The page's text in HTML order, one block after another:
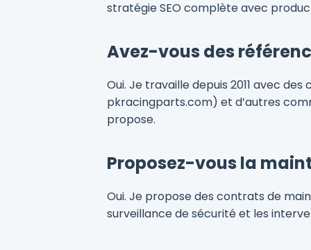
stratégie SEO complète avec
Avez-vous des
Oui. Je travaille depuis 2011 avec
pkracingparts.com) et d’autres
propose.
Proposez-vous la
Oui. Je propose des contrats de
surveillance de sécurité et les